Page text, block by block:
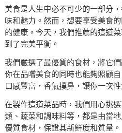
美食是人生中必不可少的一部分
味和魅力。然而，想要享受美食
的健康。今天，我們推薦的這道
到了完美平衡。
我們嚴選了最優質的食材，將它
你在品嚐美食的同時也能夠照顧
口感豐富，香氣撲鼻，讓你一次性
在製作這道菜品時，我們用心挑
類、蔬菜和調味料等，都是由當
優質食材，保證其新鮮度和質量。